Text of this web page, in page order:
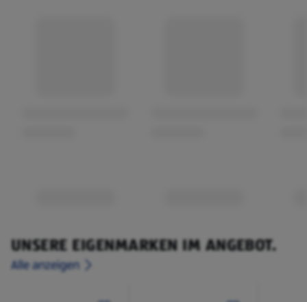
UNSERE EIGENMARKEN IM ANGEBOT.
Alle anzeigen